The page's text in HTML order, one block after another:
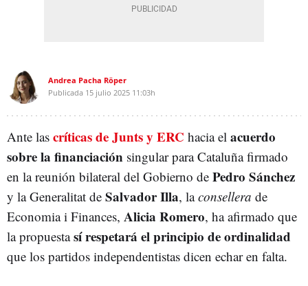
Andrea Pacha Röper
Publicada 15 julio 2025 11:03h
Ante las críticas de Junts y ERC hacia el acuerdo
sobre la financiación singular para Cataluña firmado
en la reunión bilateral del Gobierno de Pedro Sánchez
y la Generalitat de Salvador Illa, laconsellera de
Economia i Finances, Alicia Romero, ha afirmado que
la propuestasí respetará el principio de ordinalidad
que los partidos independentistas dicen echar en falta.